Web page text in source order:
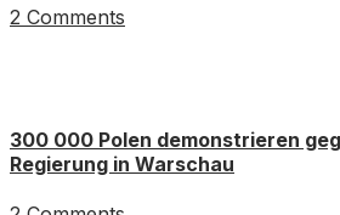
2 Comments
300 000 Polen demonstrieren
Regierung in Warschau